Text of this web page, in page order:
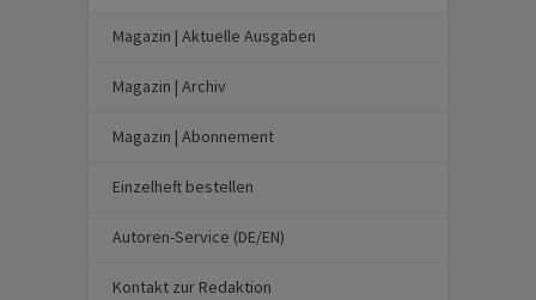
Magazin | Aktuelle Ausgaben
Magazin | Archiv
Magazin | Abonnement
Einzelheft bestellen
Autoren-Service (DE/EN)
Kontakt zur Redaktion